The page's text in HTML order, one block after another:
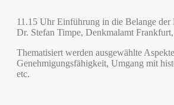
11.15 Uhr Einführung in die Belange
Dr. Stefan Timpe, Denkmalamt
Thematisiert werden ausgewählte
Genehmigungsfähigkeit, Umgang mit
etc.